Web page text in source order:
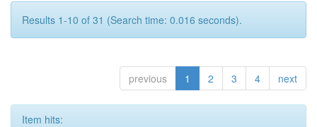
Results 1-10 of 31 (Search time: 0.016 seconds).
previous 1 2 3 4 next
Item hits: